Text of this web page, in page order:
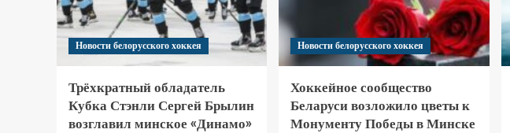
Новости белорусского хоккея
Трёхкратный обладатель
Кубка Стэнли Сергей Брылин
возглавил минское «Динамо»
Новости белорусского хоккея
Хоккейное сообщество
Беларуси возложило цветы к
Монументу Победы в Минске